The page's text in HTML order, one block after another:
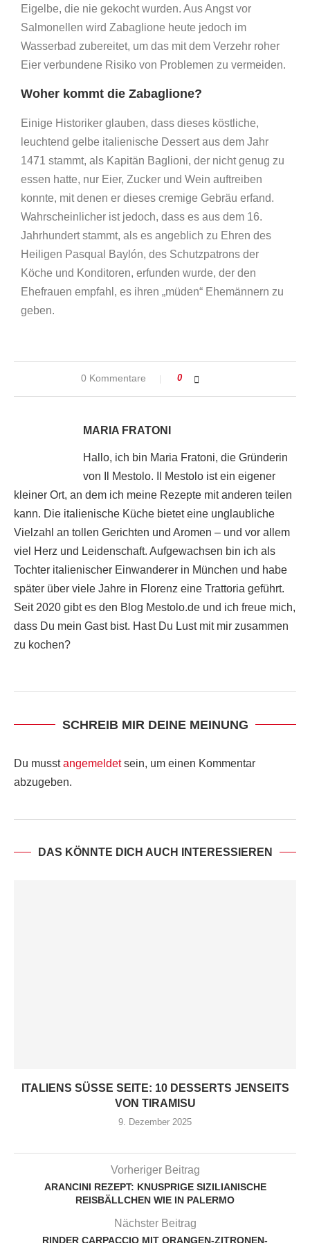
Eigelbe, die nie gekocht wurden. Aus Angst vor
Salmonellen wird Zabaglione heute jedoch im
Wasserbad zubereitet, um das mit dem Verzehr roher
Eier verbundene Risiko von Problemen zu vermeiden.
Woher kommt die Zabaglione?
Einige Historiker glauben, dass dieses köstliche,
leuchtend gelbe italienische Dessert aus dem Jahr
1471 stammt, als Kapitän Baglioni, der nicht genug zu
essen hatte, nur Eier, Zucker und Wein auftreiben
konnte, mit denen er dieses cremige Gebräu erfand.
Wahrscheinlicher ist jedoch, dass es aus dem 16.
Jahrhundert stammt, als es angeblich zu Ehren des
Heiligen Pasqual Baylón, des Schutzpatrons der
Köche und Konditoren, erfunden wurde, der den
Ehefrauen empfahl, es ihren „müden“ Ehemännern zu
geben.
0 Kommentare 0
MARIA FRATONI
Hallo, ich bin Maria Fratoni, die Gründerin
von Il Mestolo. Il Mestolo ist ein eigener
kleiner Ort, an dem ich meine Rezepte mit anderen teilen
kann. Die italienische Küche bietet eine unglaubliche
Vielzahl an tollen Gerichten und Aromen – und vor allem
viel Herz und Leidenschaft. Aufgewachsen bin ich als
Tochter italienischer Einwanderer in München und habe
später über viele Jahre in Florenz eine Trattoria geführt.
Seit 2020 gibt es den Blog Mestolo.de und ich freue mich,
dass Du mein Gast bist. Hast Du Lust mit mir zusammen
zu kochen?
SCHREIB MIR DEINE MEINUNG
Du musstangemeldetsein, um einen Kommentar
abzugeben.
DAS KÖNNTE DICH AUCH INTERESSIEREN
ITALIENS SÜSSE SEITE: 10 DESSERTS JENSEITS V
ON TIRAMISU
9. Dezember 2025
Vorheriger Beitrag
ARANCINI REZEPT: KNUSPRIGE SIZILIANISCHE
REISBÄLLCHEN WIE IN PALERMO
Nächster Beitrag
RINDER CARPACCIO MIT ORANGEN-ZITRONEN-